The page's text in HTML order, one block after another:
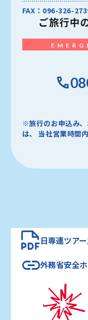
FAX：096-326-
ご旅行中
※旅行のお申込み
は、
当社営業時間
日専連ツア
外務省安全